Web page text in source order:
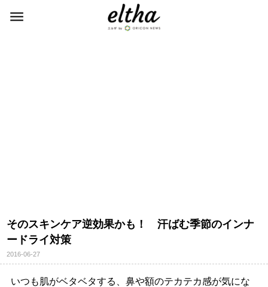
そのスキンケア逆効果かも！ 汗ばむ季節のインナ
ードライ対策
2016-06-27
いつも肌がベタベタする、鼻や額のテカテカ感が気にな